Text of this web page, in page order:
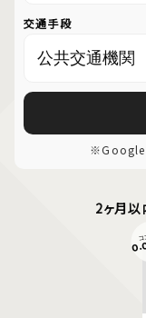
交通手段
※Google
2ヶ月以